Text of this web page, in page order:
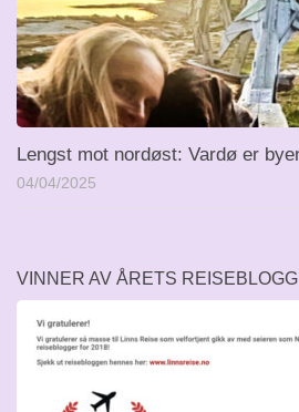
Lengst mot nordøst: Vardø er
04/04/2025
VINNER AV ÅRETS